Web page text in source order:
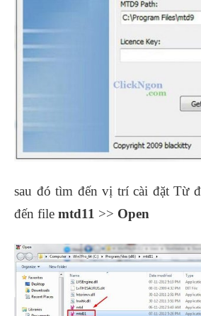
sau đó tìm đến vị trí cài đặt Từ
đến file mtd11 >> Open